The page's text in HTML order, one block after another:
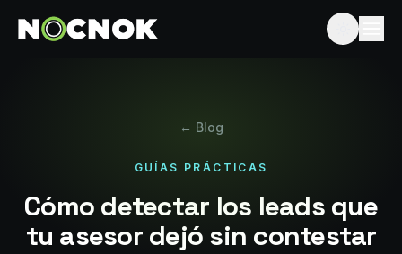
← Blog
GUÍAS PRÁCTICAS
Cómo detectar los leads que
tu asesor dejó sin contestar